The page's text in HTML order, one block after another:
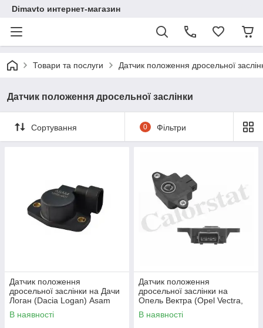
Dimavto интернет-магазин
Товари та послуги Датчик положення дросельної
Датчик положення дросельної заслінки
Сортування 0 Фільтри
Датчик положення
дросельної заслінки на Дачи
Логан (Dacia Logan) Asam
30813
В наявності
Датчик положення
дросельної заслінки на
Опель Вектра (Opel Vectra,
Frontera, Calibra, Vectra B,
Frontera A) Vernet TP0026
В наявності